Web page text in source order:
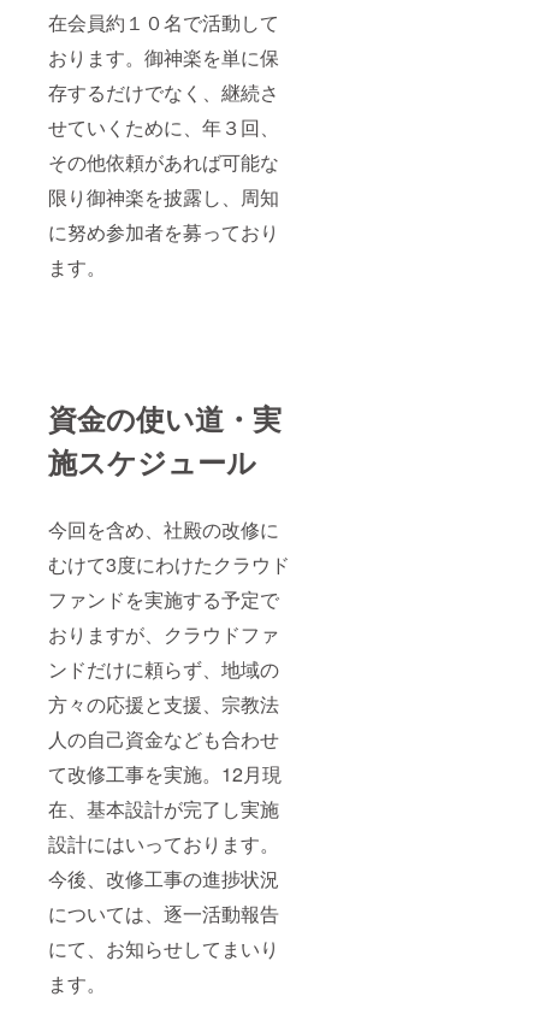
在会員約１０名で活動して
おります。御神楽を単に保
存するだけでなく、継続さ
せていくために、年３回、
その他依頼があれば可能な
限り御神楽を披露し、周知
に努め参加者を募っており
ます。
資金の使い道・実
施スケジュール
今回を含め、社殿の改修に
むけて3度にわけたクラウド
ファンドを実施する予定で
おりますが、クラウドファ
ンドだけに頼らず、地域の
方々の応援と支援、宗教法
人の自己資金なども合わせ
て改修工事を実施。12月現
在、基本設計が完了し実施
設計にはいっております。
今後、改修工事の進捗状況
については、逐一活動報告
にて、お知らせしてまいり
ます。